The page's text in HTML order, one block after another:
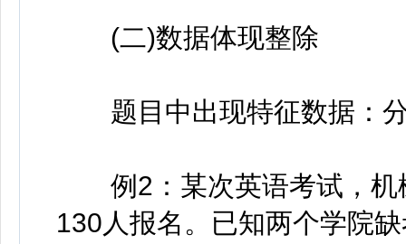
(二)数据体现整除
题目中出现特征数据：分
例2：某次英语考试，机
130人报名。已知两个学院